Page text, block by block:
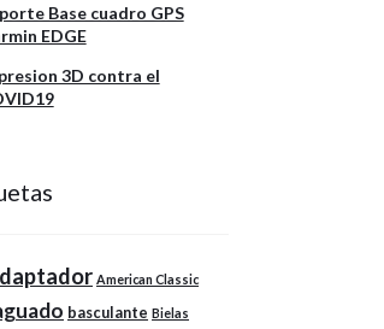
Base cuadro GPS
EDGE
3D contra el
American Classic
basculante Bielas